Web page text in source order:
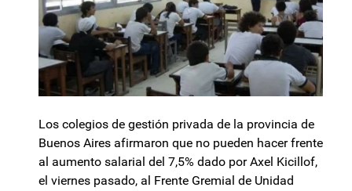
Los colegios de gestión privada de la provincia de
Buenos Aires afirmaron que no pueden hacer frente
al aumento salarial del 7,5% dado por Axel Kicillof,
el viernes pasado, al Frente Gremial de Unidad